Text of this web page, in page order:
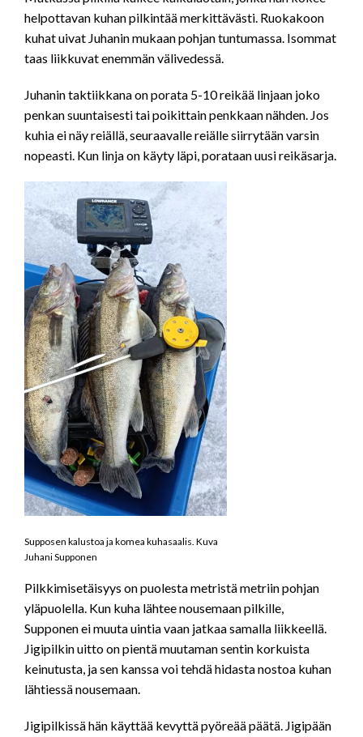
helpottavan kuhan pilkintää merkittävästi. Ruokakoon
kuhat uivat Juhanin mukaan pohjan tuntumassa. Isommat
taas liikkuvat enemmän välivedessä.
Juhanin taktiikkana on porata 5-10 reikää linjaan joko
penkan suuntaisesti tai poikittain penkkaan nähden. Jos
kuhia ei näy reiällä, seuraavalle reiälle siirrytään varsin
nopeasti. Kun linja on käyty läpi, porataan uusi reikäsarja.
Supposen kalustoa ja komea kuhasaalis. Kuva
Juhani Supponen
Pilkkimisetäisyys on puolesta metristä metriin pohjan
yläpuolella. Kun kuha lähtee nousemaan pilkille,
Supponen ei muuta uintia vaan jatkaa samalla liikkeellä.
Jigipilkin uitto on pientä muutaman sentin korkuista
keinutusta, ja sen kanssa voi tehdä hidasta nostoa kuhan
lähtiessä nousemaan.
Jigipilkissä hän käyttää kevyttä pyöreää päätä. Jigipään